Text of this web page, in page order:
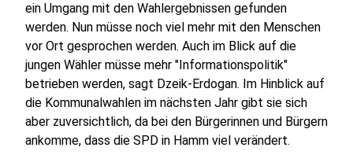
ein Umgang mit den Wahlergebnissen gefunden
werden. Nun müsse noch viel mehr mit den Menschen
vor Ort gesprochen werden. Auch im Blick auf die
jungen Wähler müsse mehr "Informationspolitik"
betrieben werden, sagt Dzeik-Erdogan. Im Hinblick auf
die Kommunalwahlen im nächsten Jahr gibt sie sich
aber zuversichtlich, da bei den Bürgerinnen und Bürgern
ankomme, dass die SPD in Hamm viel verändert.